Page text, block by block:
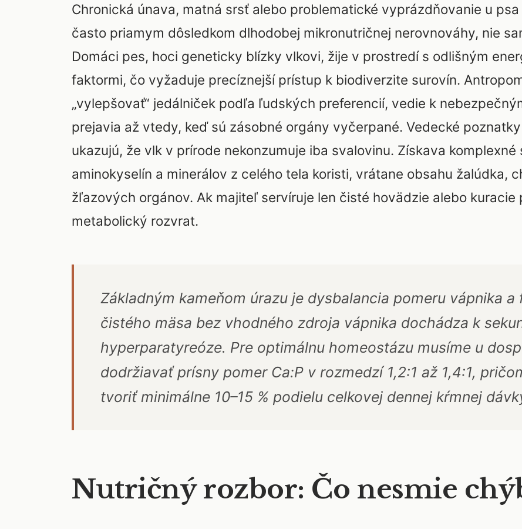
Chronická únava, matná srsť alebo problematické vyprázdňovanie u
často priamym dôsledkom dlhodobej mikronutričnej nerovnováhy, nie
Domáci pes, hoci geneticky blízky vlkovi, žije v prostredí s odlišným
faktormi, čo vyžaduje precíznejší prístup k biodiverzite surovín.
„vylepšovať“ jedálniček podľa ľudských preferencií, vedie k
prejavia až vtedy, keď sú zásobné orgány vyčerpané. Vedecké
ukazujú, že vlk v prírode nekonzumuje iba svalovinu. Získava
aminokyselín a minerálov z celého tela koristi, vrátane obsahu žalúdka,
žľazových orgánov. Ak majiteľ servíruje len čisté hovädzie alebo
metabolický rozvrat.
Základným kameňom úrazu je dysbalancia pomeru vápnika
čistého mäsa bez vhodného zdroja vápnika dochádza k
hyperparatyreóze. Pre optimálnu homeostázu musíme u
dodržiavať prísny pomer Ca:P v rozmedzí 1,2:1 až 1,4:1,
tvoriť minimálne 10–15 % podielu celkovej dennej kŕmnej
Nutričný rozbor: Čo nesmie